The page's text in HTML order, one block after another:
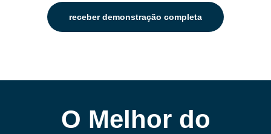
receber demonstração completa
O Melhor do